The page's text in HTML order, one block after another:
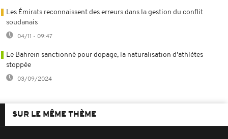
Les Émirats reconnaissent des erreurs dans la gestion du conflit
soudanais
04/11 - 09:47
Le Bahreïn sanctionné pour dopage, la naturalisation d'athlètes
stoppée
03/09/2024
SUR LE MÊME THÈME